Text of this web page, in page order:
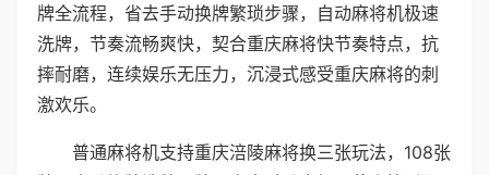
牌全流程，省去手动换牌繁琐步骤，自动麻将机极速
洗牌，节奏流畅爽快，契合重庆麻将快节奏特点，抗
摔耐磨，连续娱乐无压力，沉浸式感受重庆麻将的刺
激欢乐。
普通麻将机支持重庆涪陵麻将换三张玩法，108张